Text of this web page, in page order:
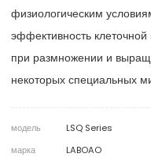
физиологическим
эффективность
при размножении и
некоторых специальных
модель
LSQ Series
марка
LABOAO